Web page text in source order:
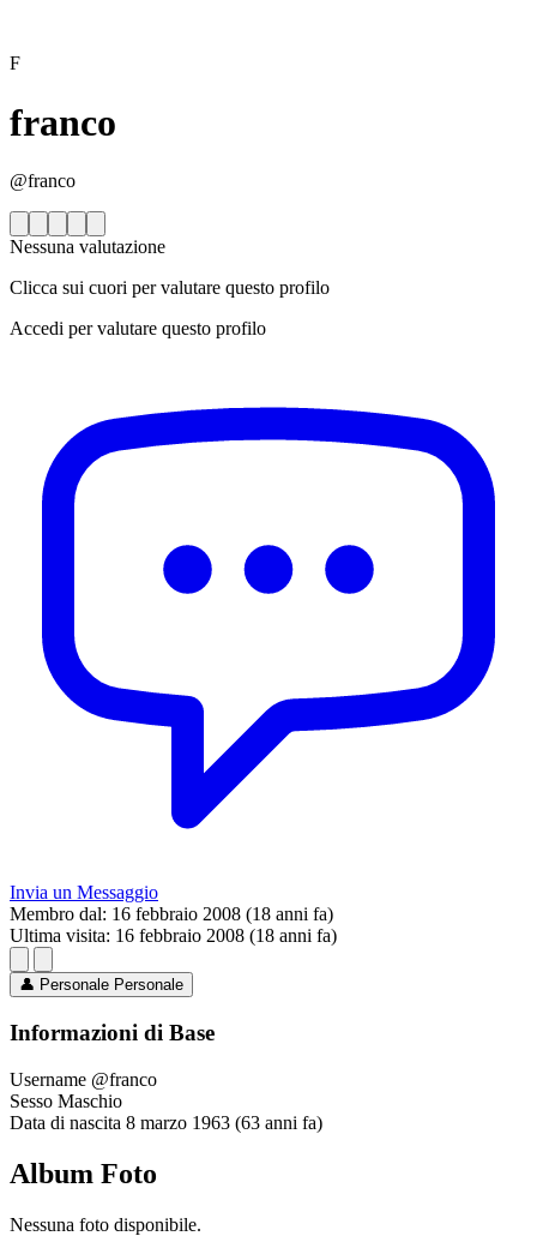
F
franco
@franco
Nessuna valutazione
Clicca sui cuori per valutare questo profilo
Accedi per valutare questo profilo
Invia un Messaggio
Membro dal: 16 febbraio 2008 (18 anni fa)
Ultima visita: 16 febbraio 2008 (18 anni fa)
👤 Personale Personale
Informazioni di Base
Username @franco
Sesso Maschio
Data di nascita 8 marzo 1963 (63 anni fa)
Album Foto
Nessuna foto disponibile.